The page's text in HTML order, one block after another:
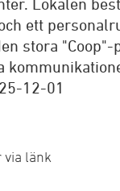
ett
stora
12-01
länk